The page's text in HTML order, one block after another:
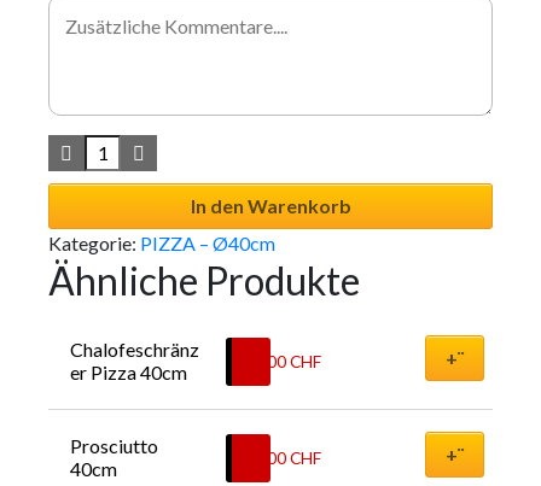
In den Warenkorb
Kategorie: PIZZA – Ø40cm
Ähnliche Produkte
Chalofeschränz
er Pizza 40cm
31.00CHF +¨
Prosciutto
40cm
30.00CHF +¨